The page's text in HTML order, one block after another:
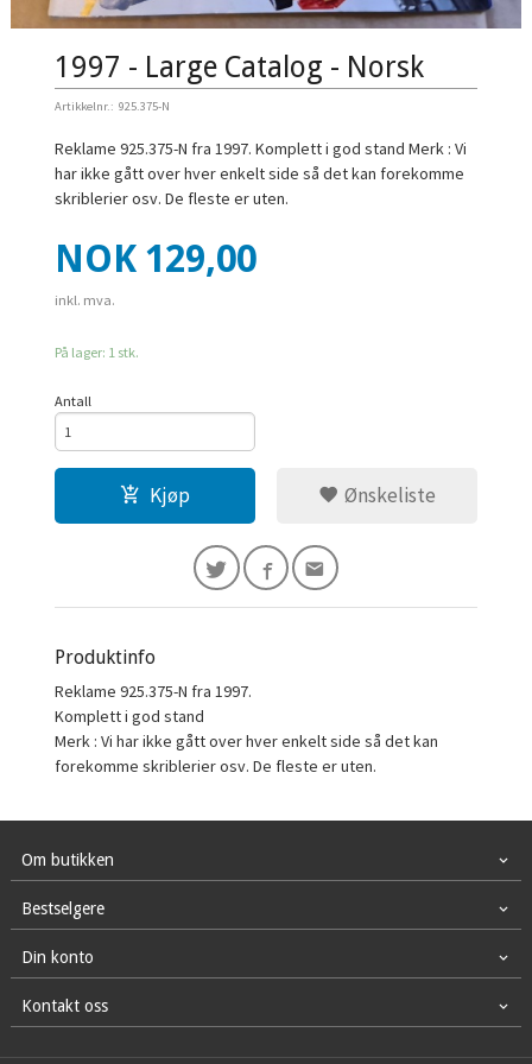
1997 - Large Catalog - Norsk
Artikkelnr.: 925.375-N
Reklame 925.375-N fra 1997. Komplett i god stand Merk : Vi
har ikke gått over hver enkelt side så det kan forekomme
skriblerier osv. De fleste er uten.
Pris
NOK 129,00
inkl. mva.
På lager: 1 stk.
Antall
Kjøp Ønskeliste
Produktinfo
Reklame 925.375-N fra 1997.
Komplett i god stand
Merk : Vi har ikke gått over hver enkelt side så det kan
forekomme skriblerier osv. De fleste er uten.
Om butikken
Bestselgere
Din konto
Kontakt oss